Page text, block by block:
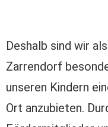
Deshalb sind wir
Zarrendorf
unseren Kindern
Ort anzubieten.